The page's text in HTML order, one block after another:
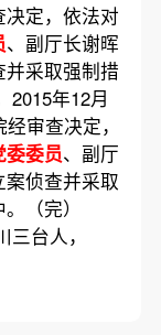
定，依法对
、副厅长谢晖
采取强制措
年12月
审查决定，
委委员、副厅
侦查并采取
（完）
台人，